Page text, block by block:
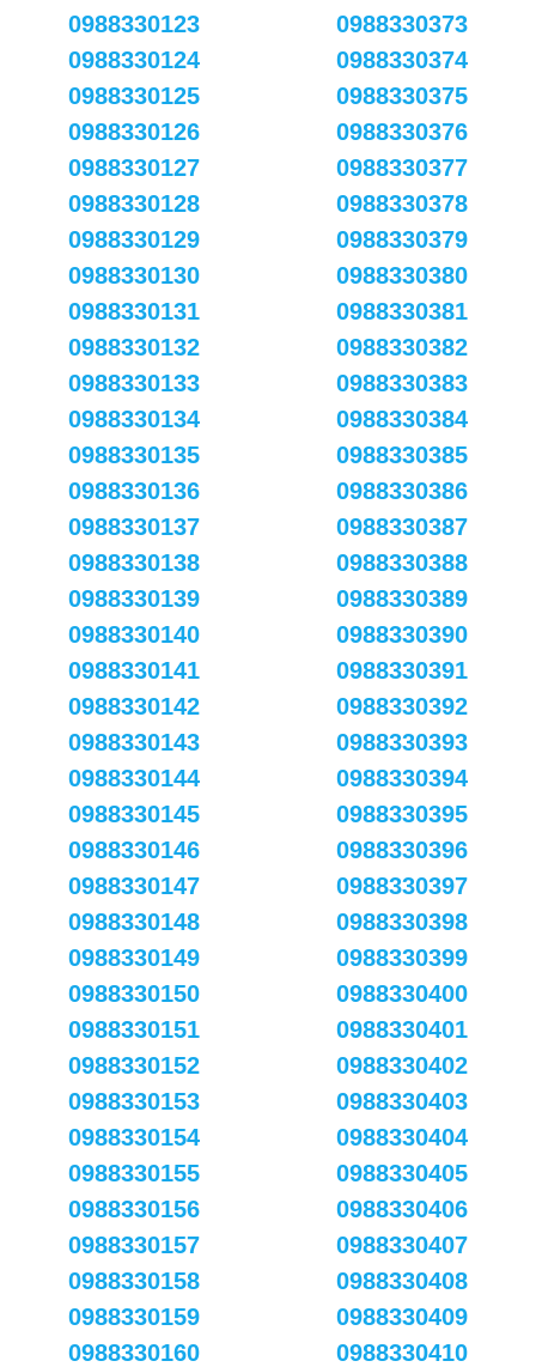
0988330123
0988330124
0988330125
0988330126
0988330127
0988330128
0988330129
0988330130
0988330131
0988330132
0988330133
0988330134
0988330135
0988330136
0988330137
0988330138
0988330139
0988330140
0988330141
0988330142
0988330143
0988330144
0988330145
0988330146
0988330147
0988330148
0988330149
0988330150
0988330151
0988330152
0988330153
0988330154
0988330155
0988330156
0988330157
0988330158
0988330159
0988330160
0988330373
0988330374
0988330375
0988330376
0988330377
0988330378
0988330379
0988330380
0988330381
0988330382
0988330383
0988330384
0988330385
0988330386
0988330387
0988330388
0988330389
0988330390
0988330391
0988330392
0988330393
0988330394
0988330395
0988330396
0988330397
0988330398
0988330399
0988330400
0988330401
0988330402
0988330403
0988330404
0988330405
0988330406
0988330407
0988330408
0988330409
0988330410